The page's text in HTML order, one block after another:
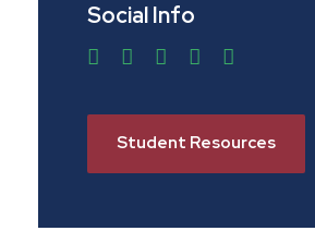
Social Info
Student Resources